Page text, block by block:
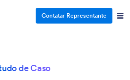
Contatar Representante
de Caso